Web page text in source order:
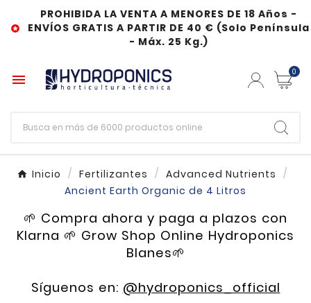

PROHIBIDA LA VENTA A MENORES DE 18 Años -
ENVÍOS GRATIS A PARTIR DE 40 € (Solo Península
- Máx. 25 Kg.)
 0
Inicio Fertilizantes
Advanced Nutrients
Ancient Earth Organic de 4 Litros
🌱 Compra ahora y paga a plazos con
Klarna 🌱 Grow Shop Online Hydroponics
Blanes🌱
Síguenos en: @hydroponics_official